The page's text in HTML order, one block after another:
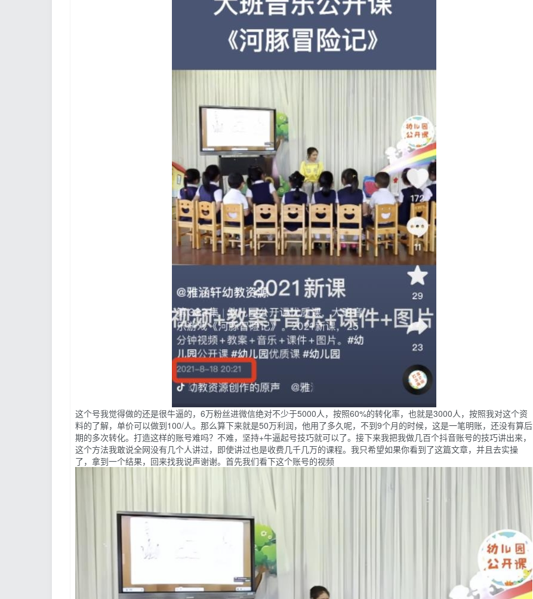
这个号我觉得做的还是很牛逼的，6万粉丝进微信绝对不少于5000人，按照60%的转化率，也就是3000人，按照我对这个资
料的了解，单价可以做到100/人。那么算下来就是50万利润，他用了多久呢，不到9个月的时候，这是一笔明账，还没有算后
期的多次转化。打造这样的账号难吗？不难，坚持+牛逼起号技巧就可以了。接下来我把我做几百个抖音账号的技巧讲出来，
这个方法我敢说全网没有几个人讲过，即使讲过也是收费几千几万的课程。我只希望如果你看到了这篇文章，并且去实操
了，拿到一个结果，回来找我说声谢谢。首先我们看下这个账号的视频